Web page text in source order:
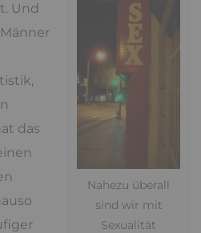
Nahezu überall
sind wir mit
Sexualität
Und
das